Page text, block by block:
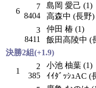
6
7
8404
島岡 愛己 (1)
高森中 (長野)
3
8411
仲田 椿 (1)
飯田高陵中 (
決勝2組(+1.9)
1
2
385
小池 柚葉 (1)
ｲｲﾀﾞｯｼｭAC (